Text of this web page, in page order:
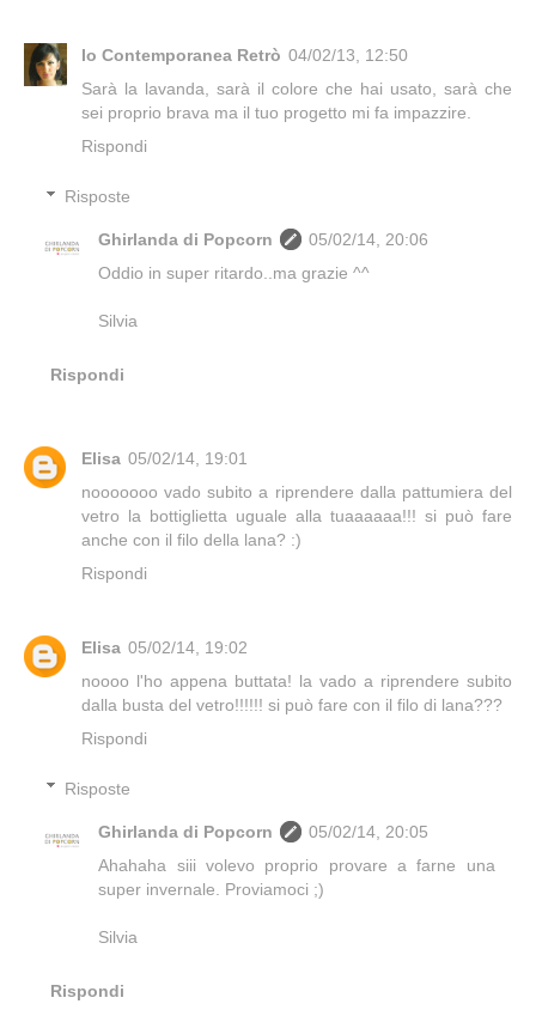
Io Contemporanea Retrò 04/02/13, 12:50
Sarà la lavanda, sarà il colore che hai usato, sarà che
sei proprio brava ma il tuo progetto mi fa impazzire.
Rispondi
Risposte
Ghirlanda di Popcorn
05/02/14, 20:06
Oddio in super ritardo..ma grazie ^^
Silvia
Rispondi
Elisa 05/02/14, 19:01
nooooooo vado subito a riprendere dalla pattumiera del
vetro la bottiglietta uguale alla tuaaaaaa!!! si può fare
anche con il filo della lana? :)
Rispondi
Elisa 05/02/14, 19:02
noooo l'ho appena buttata! la vado a riprendere subito
dalla busta del vetro!!!!!! si può fare con il filo di lana???
Rispondi
Risposte
Ghirlanda di Popcorn
05/02/14, 20:05
Ahahaha siii volevo proprio provare a farne una
super invernale. Proviamoci ;)
Silvia
Rispondi